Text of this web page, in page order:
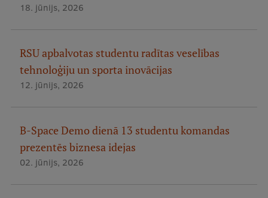
18. jūnijs, 2026
RSU apbalvotas studentu radītas veselības
tehnoloģiju un sporta inovācijas
12. jūnijs, 2026
B-Space Demo dienā 13 studentu komandas
prezentēs biznesa idejas
02. jūnijs, 2026